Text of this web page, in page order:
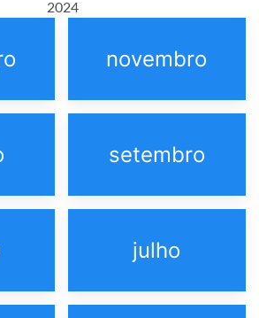
2024
novembro
setembro
julho